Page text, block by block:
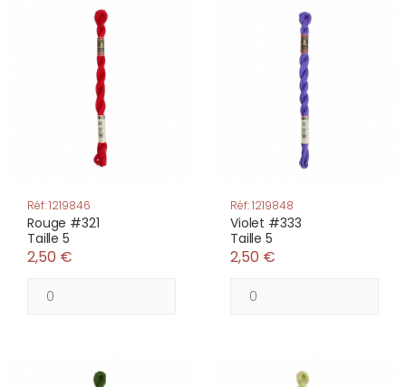
Réf: 1219846
Rouge #321
Taille 5
2,50 €
Réf: 1219848
Violet #333
Taille 5
2,50 €